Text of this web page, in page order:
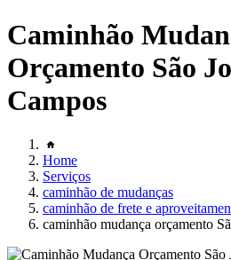
Caminhão
Orçamento São
Campos
Home
Serviços
caminhão de mudanças
caminhão de frete e
caminhão mudança orçamento